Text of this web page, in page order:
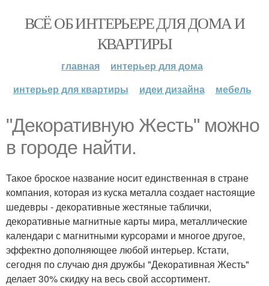
ВСЁ ОБ ИНТЕРЬЕРЕ ДЛЯ ДОМА И
КВАРТИРЫ
главная
интерьер для дома
интерьер для квартиры
идеи дизайна мебель
"Декоративную Жесть" можно
в городе найти.
Такое броское название носит единственная в стране
компания, которая из куска металла создает настоящие
шедевры - декоративные жестяные таблички,
декоративные магнитные карты мира, металлические
календари с магнитными курсорами и многое другое,
эффектно дополняющее любой интерьер. Кстати,
сегодня по случаю дня дружбы "Декоративная Жесть"
делает 30% скидку на весь свой ассортимент.